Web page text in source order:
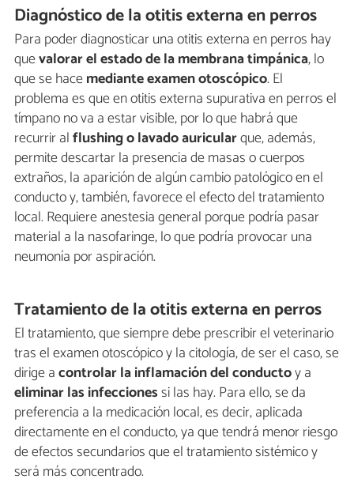
Diagnóstico de la otitis externa en perros
Para poder diagnosticar una otitis externa en perros hay
quevalorar el estado de la membrana timpánica, lo
que se hacemediante examen otoscópico. El
problema es que en otitis externa supurativa en perros el
tímpano no va a estar visible, por lo que habrá que
recurrir alflushing o lavado auricularque, además,
permite descartar la presencia de masas o cuerpos
extraños, la aparición de algún cambio patológico en el
conducto y, también, favorece el efecto del tratamiento
local. Requiere anestesia general porque podría pasar
material a la nasofaringe, lo que podría provocar una
neumonía por aspiración.
Tratamiento de la otitis externa en perros
El tratamiento, que siempre debe prescribir el veterinario
tras el examen otoscópico y la citología, de ser el caso, se
dirige acontrolar la inflamación del conductoy a
eliminar las infeccionessi las hay. Para ello, se da
preferencia a la medicación local, es decir, aplicada
directamente en el conducto, ya que tendrá menor riesgo
de efectos secundarios que el tratamiento sistémico y
será más concentrado.